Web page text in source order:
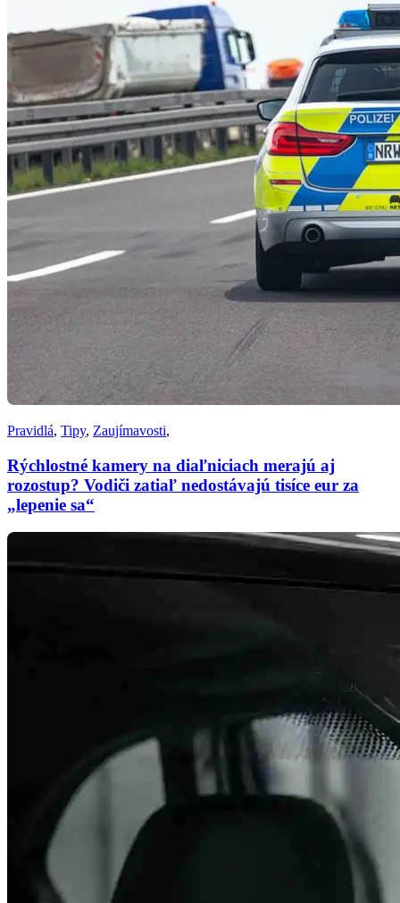
Pravidlá, Tipy, Zaujímavosti,
Rýchlostné kamery na diaľniciach merajú aj
rozostup? Vodiči zatiaľ nedostávajú tisíce eur za
„lepenie sa“